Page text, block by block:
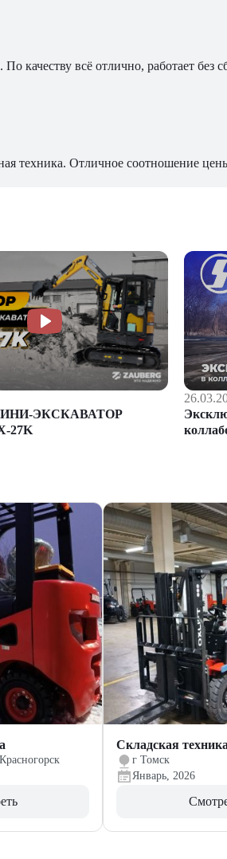
качеству всё отлично, работает без
техника. Отличное соотношение
ЭКСКАВАТОР
27K
Складская техника
г Томск
Январь, 2026